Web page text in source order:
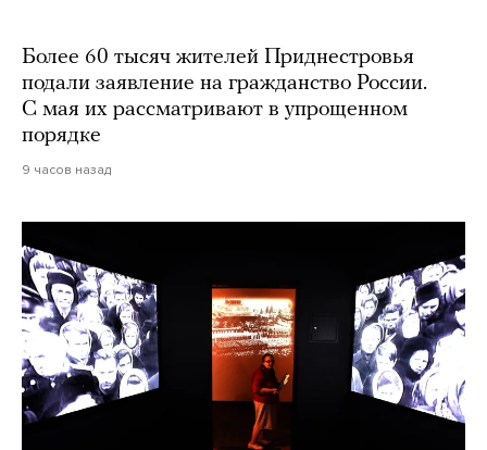
Более 60 тысяч жителей Приднестровья
подали заявление на гражданство России.
С мая их рассматривают в упрощенном
порядке
9 часов назад